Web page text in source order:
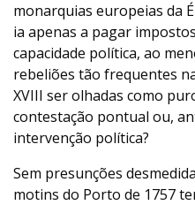
monarquias europeias da
ia apenas a pagar
capacidade política, ao
rebeliões tão frequentes
XVIII ser olhadas como
contestação pontual ou,
intervenção política?
Sem presunções
motins do Porto de 1757